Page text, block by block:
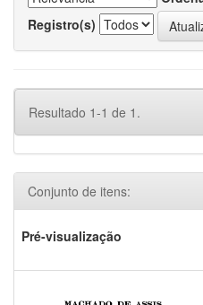
Registro(s)
Resultado 1-1 de 1.
Conjunto de itens:
Pré-visualização